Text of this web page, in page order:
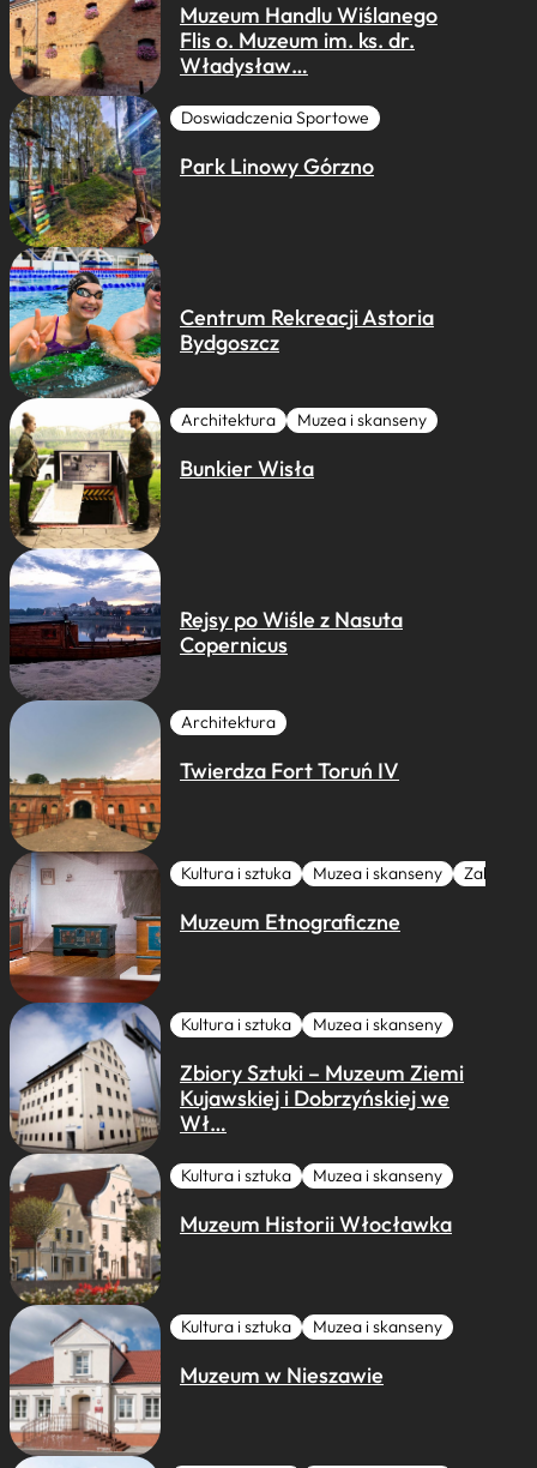
Muzeum Handlu Wiślanego
Flis o. Muzeum im. ks. dr.
Władysław…
Doswiadczenia Sportowe
Park Linowy Górzno
Centrum Rekreacji Astoria
Bydgoszcz
Architektura Muzea i skanseny
Bunkier Wisła
Rejsy po Wiśle z Nasuta
Copernicus
Architektura
Twierdza Fort Toruń IV
Kultura i sztuka Muzea i skanseny Zabytki I
Muzeum Etnograficzne
Kultura i sztuka Muzea i skanseny
Zbiory Sztuki – Muzeum Ziemi
Kujawskiej i Dobrzyńskiej we
Wł…
Kultura i sztuka Muzea i skanseny
Muzeum Historii Włocławka
Kultura i sztuka Muzea i skanseny
Muzeum w Nieszawie